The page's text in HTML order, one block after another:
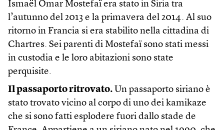
Ismaël Omar Mostefaï era stato in Siria tra
l’autunno del 2013 e la primavera del 2014. Al suo
ritorno in Francia si era stabilito nella cittadina di
Chartres. Sei parenti di Mostefaï sono stati messi
in custodia e le loro abitazioni sono state
perquisite.
Il passaporto ritrovato. Un passaporto siriano è
stato trovato vicino al corpo di uno dei kamikaze
che si sono fatti esplodere fuori dallo stade de